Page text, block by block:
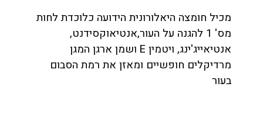
מכיל חומצה היאלורונית הידועה כלוכדת לחות
מס' 1 להגנה על העור,אנטיאוקסידנט,
אנטיאייג'ינג, ויטמין E ושמן ארגן המגן
מרדיקלים חופשיים ומאזן את רמת הסבום
בעור